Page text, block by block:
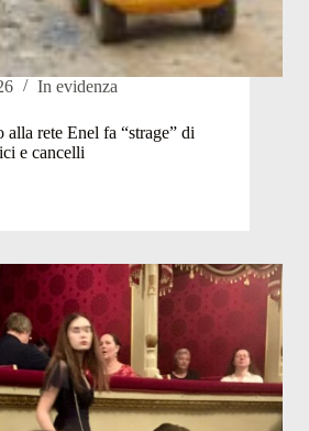
In evidenza
alla rete Enel fa “strage” di
e cancelli